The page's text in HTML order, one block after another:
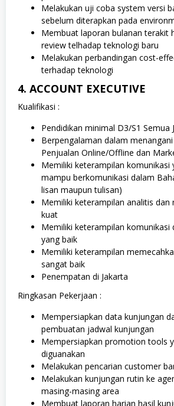
Melakukan uji coba system versi
sebelum diterapkan pada
Membuat laporan bulanan terakit
review telhadap teknologi baru
Melakukan perbandingan cost-
terhadap teknologi
4. ACCOUNT EXECUTIVE
Kualifikasi :
Pendidikan minimal D3/S1 Semua
Berpengalaman dalam
Penjualan Online/Offline dan
Memiliki keterampilan komunikasi
mampu berkomunikasi dalam
lisan maupun tulisan)
Memiliki keterampilan analitis dan
kuat
Memiliki keterampilan komunikasi
yang baik
Memiliki keterampilan
sangat baik
Penempatan di Jakarta
Ringkasan Pekerjaan :
Mempersiapkan data kunjungan
pembuatan jadwal kunjungan
Mempersiapkan promotion tools
diguanakan
Melakukan pencarian customer
Melakukan kunjungan rutin ke
masing-masing area
Membuat laporan harian hasil